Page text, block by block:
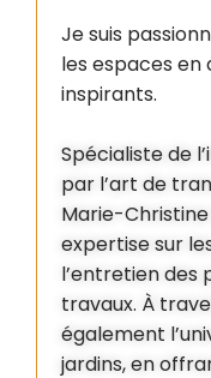
Je suis
les espaces en
inspirants.
Spécialiste de
par l’art de
Marie-
expertise sur
l’entretien des
travaux. À
également
jardins, en